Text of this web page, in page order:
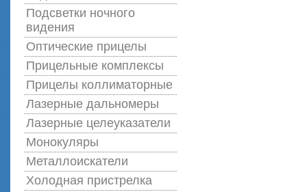
Подсветки ночного
видения
Оптические прицелы
Прицельные комплексы
Прицелы коллиматорные
Лазерные дальномеры
Лазерные целеуказатели
Монокуляры
Металлоискатели
Холодная пристрелка